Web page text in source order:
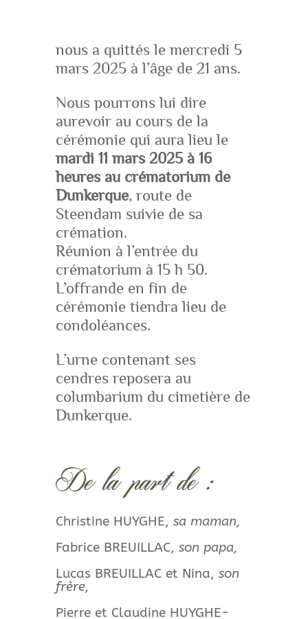
nous a quittés le mercredi 5
mars 2025 à l’âge de 21 ans.
Nous pourrons lui dire
aurevoir au cours de la
cérémonie qui aura lieu le
mardi 11 mars 2025 à 16
heures au crématorium de
Dunkerque, route de
Steendam suivie de sa
crémation.
Réunion à l’entrée du
crématorium à 15 h 50.
L’offrande en fin de
cérémonie tiendra lieu de
condoléances.
L’urne contenant ses
cendres reposera au
columbarium du cimetière de
Dunkerque.
De la part de :
Christine HUYGHE, sa maman,
Fabrice BREUILLAC, son papa,
Lucas BREUILLAC et Nina, son
frère,
Pierre et Claudine HUYGHE-